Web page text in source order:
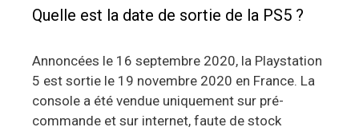
Quelle est la date de sortie de la PS5 ?
Annoncées le 16 septembre 2020, la Playstation
5 est sortie le 19 novembre 2020 en France. La
console a été vendue uniquement sur pré-
commande et sur internet, faute de stock